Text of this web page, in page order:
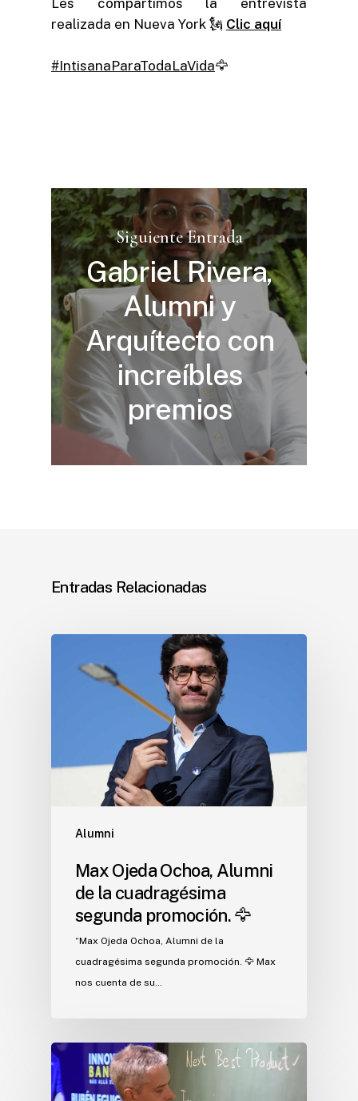
Les compartimos la entrevista
realizada en Nueva York 🗽 Clic aquí
#IntisanaParaTodaLaVida🦅
Siguiente Entrada
Gabriel Rivera,
Alumni y
Arquítecto con
increíbles
premios
Entradas Relacionadas
Alumni
Max Ojeda Ochoa, Alumni
de la cuadragésima
segunda promoción. 🦅
“Max Ojeda Ochoa, Alumni de la
cuadragésima segunda promoción. 🦅 Max
nos cuenta de su…